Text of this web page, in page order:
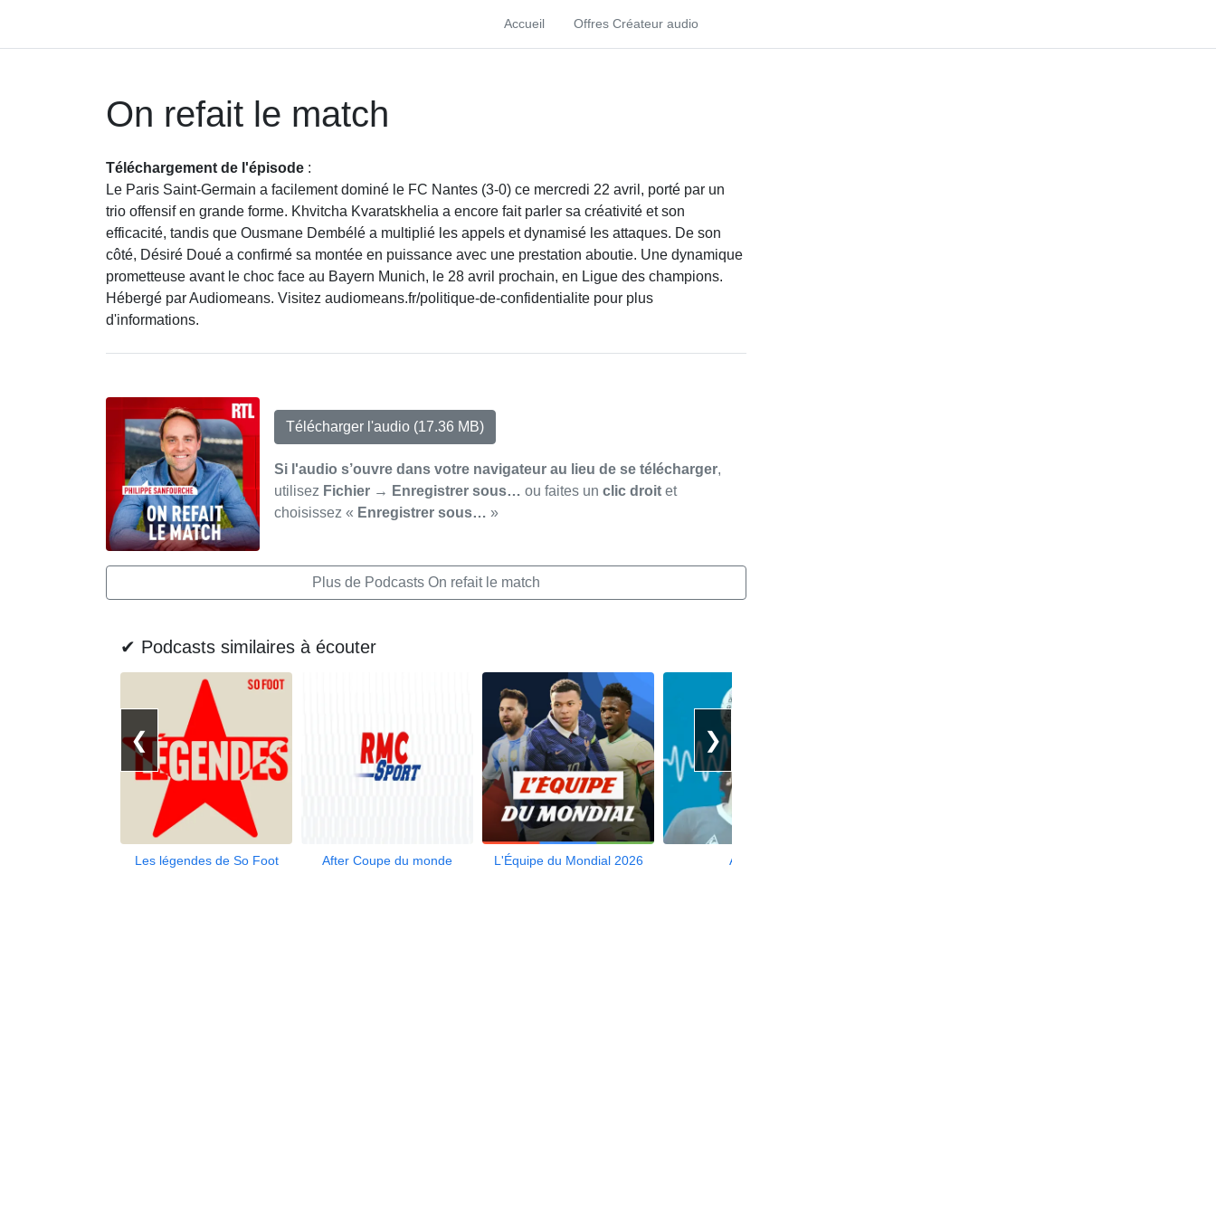
Accueil Offres Créateur audio
On refait le match
Téléchargement de l'épisode :
Le Paris Saint-Germain a facilement dominé le FC Nantes (3-0) ce mercredi 22 avril, porté par un
trio offensif en grande forme. Khvitcha Kvaratskhelia a encore fait parler sa créativité et son
efficacité, tandis que Ousmane Dembélé a multiplié les appels et dynamisé les attaques. De son
côté, Désiré Doué a confirmé sa montée en puissance avec une prestation aboutie. Une dynamique
prometteuse avant le choc face au Bayern Munich, le 28 avril prochain, en Ligue des champions.
Hébergé par Audiomeans. Visitez audiomeans.fr/politique-de-confidentialite pour plus
d'informations.
Télécharger l'audio (17.36 MB)
Si l'audio s’ouvre dans votre navigateur au lieu de se télécharger,
utilisez Fichier → Enregistrer sous… ou faites un clic droit et
choisissez « Enregistrer sous… »
Plus de Podcasts On refait le match
✔ Podcasts similaires à écouter
❮
Les légendes de So Foot After Coupe du monde L'Équipe du Mondial 2026 Aliotalk
❯